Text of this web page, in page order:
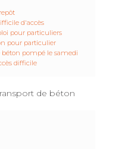
d'accès
pour particuliers
pour particulier
pompé le samedi
difficile
de béton